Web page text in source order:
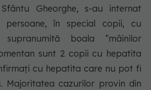
Gheorghe, s-au internat
în special copii, cu
boala ”mâinilor
sunt 2 copii cu hepatita
cu hepatita care nu pot fi
Majoritatea cazurilor provin din